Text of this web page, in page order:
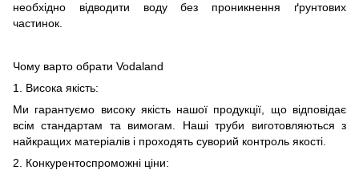
необхідно відводити воду без проникнення ґрунтових
частинок.
Чому варто обрати Vodaland
1. Висока якість:
Ми гарантуємо високу якість нашої продукції, що відповідає
всім стандартам та вимогам. Наші труби виготовляються з
найкращих матеріалів і проходять суворий контроль якості.
2. Конкурентоспроможні ціни: